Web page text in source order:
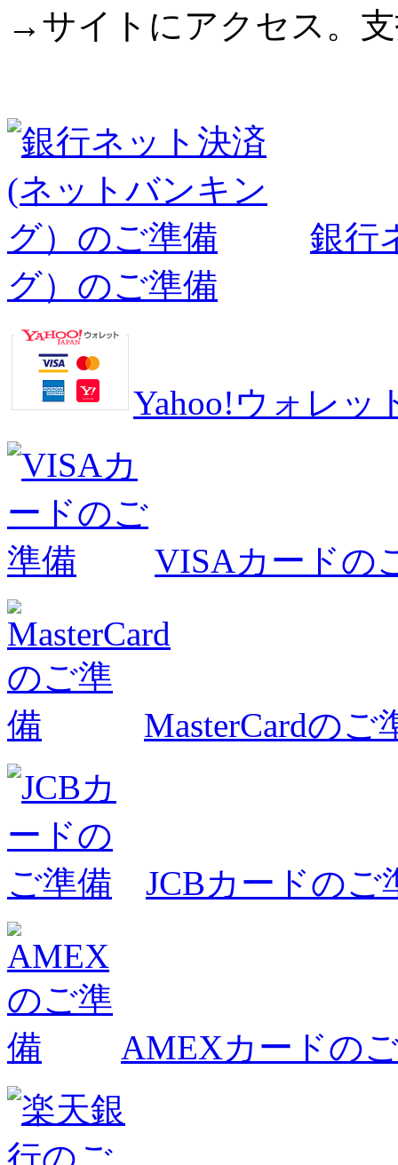
→サイトにアクセス。
銀行
グ）のご準備
Yahoo!ウォレッ
VISAカードの
MasterCardのご
JCBカードのご
AMEXカードの